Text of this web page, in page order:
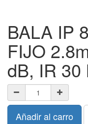
BALA IP
FIJO
dB, IR 30
Añadir al carro